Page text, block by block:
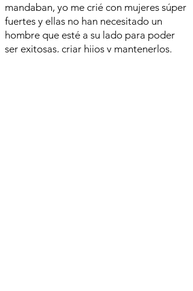
mandaban, yo me crié con mujeres súper
fuertes y ellas no han necesitado un
hombre que esté a su lado para poder
ser exitosas, criar hijos y mantenerlos.